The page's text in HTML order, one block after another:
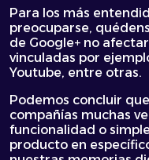
Para los más
preocuparse,
de Google+ no
vinculadas por
Youtube, entre otras.
Podemos concluir
compañías muchas
funcionalidad o
producto en